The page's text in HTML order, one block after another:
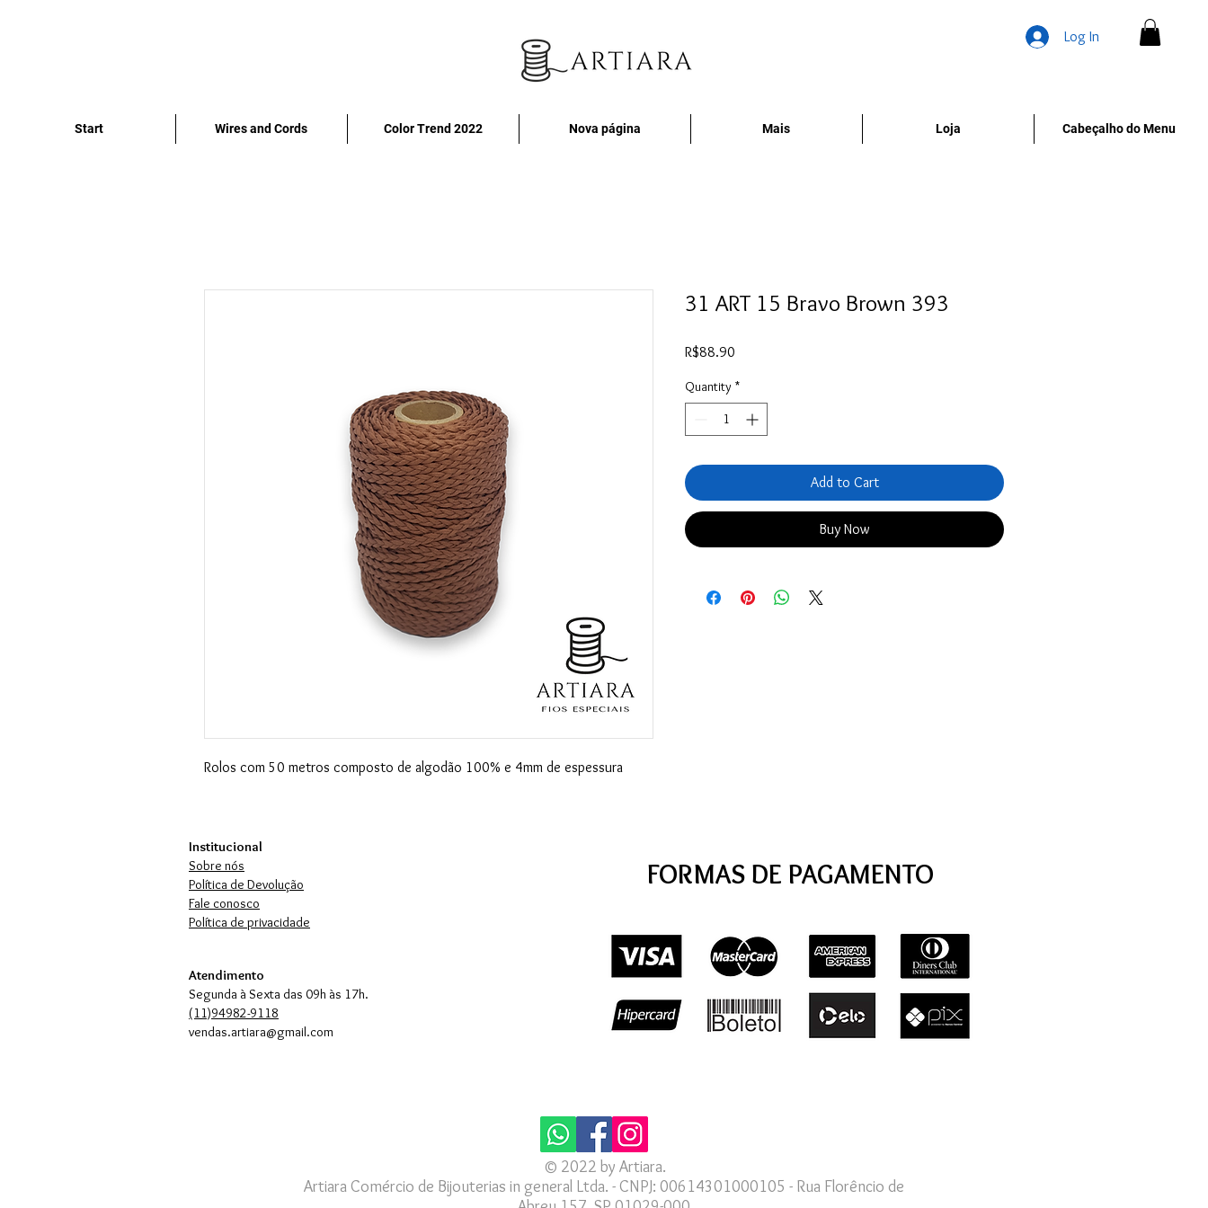
Log In
Start Wires and Cords Color Trend 2022 Nova página Mais Loja Cabeçalho do Menu
Rolos com 50 metros composto de algodão 100% e 4mm de espessura
31 ART 15 Bravo Brown 393
R$88.90
Quantity *
Add to Cart
Buy Now
Institucional
Sobre nós
Política de Devolução
Fale conosco
Política de privacidade
Atendimento
Segunda à Sexta das 09h às 17h.
(11)94982-9118
vendas.artiara@gmail.com
FORMAS DE PAGAMENTO
© 2022 by Artiara.
Artiara Comércio de Bijouterias in general Ltda. - CNPJ: 00614301000105 - Rua Florêncio de